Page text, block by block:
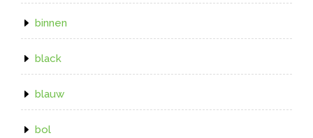
binnen
black
blauw
bol